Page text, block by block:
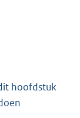
hoofdstuk